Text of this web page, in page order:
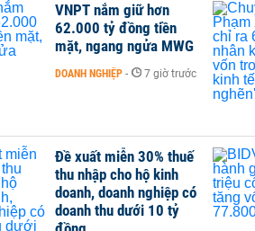
VNPT nắm giữ hơn
62.000 tỷ đồng tiền
mặt, ngang ngửa MWG
DOANH NGHIỆP - 7 giờ trước
Đề xuất miễn 30% thuế
thu nhập cho hộ kinh
doanh, doanh nghiệp có
doanh thu dưới 10 tỷ